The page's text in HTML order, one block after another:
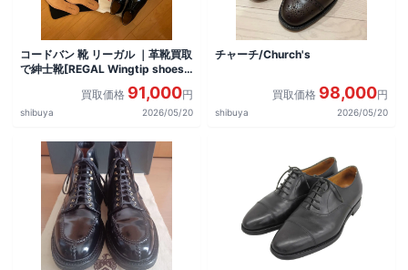
コードバン 靴 リーガル ｜革靴買取
で紳士靴[REGAL Wingtip shoes]
買取価格 91,000円
shibuya 2026/05/20
チャーチ/Church's
買取価格 98,000円
shibuya 2026/05/20